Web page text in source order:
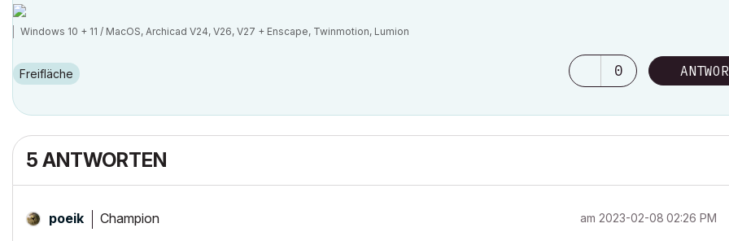
Windows 10 + 11 / MacOS, Archicad V24, V26, V27 + Enscape, Twinmotion, Lumion
Freifläche 0
5 ANTWORTEN
poeik Champion am ‎2023-02-08 02:26 PM